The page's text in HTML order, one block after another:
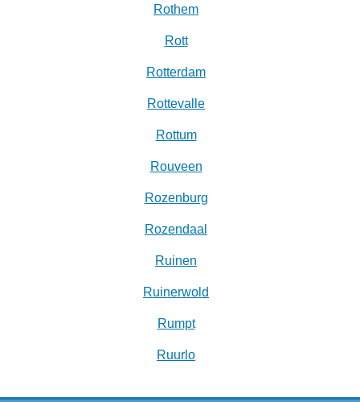
Rothem
Rott
Rotterdam
Rottevalle
Rottum
Rouveen
Rozenburg
Rozendaal
Ruinen
Ruinerwold
Rumpt
Ruurlo